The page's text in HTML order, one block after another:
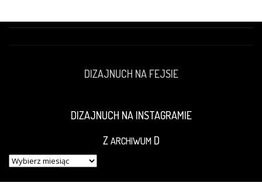
DIZAJNUCH NA FEJSIE
DIZAJNUCH NA INSTAGRAMIE
ZARCHIWUM D
Z
ARCHIWUM
D